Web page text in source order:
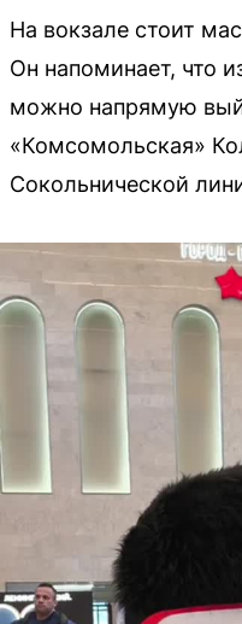
На вокзале стоит
Он напоминает, что
можно напрямую
«Комсомольская»
Сокольнической